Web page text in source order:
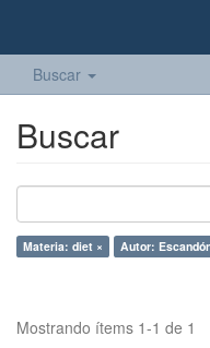
Buscar
Buscar
Materia: diet × Autor:
Mostrando ítems 1-1 de 1